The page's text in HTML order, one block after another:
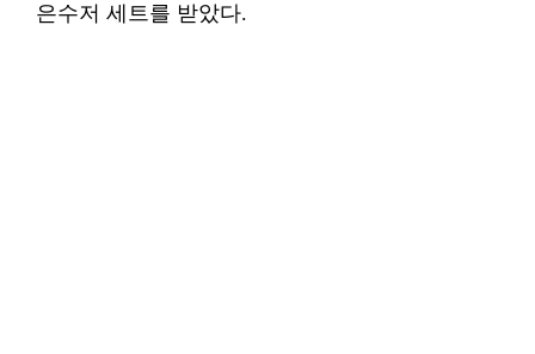
은수저 세트를 받았다.